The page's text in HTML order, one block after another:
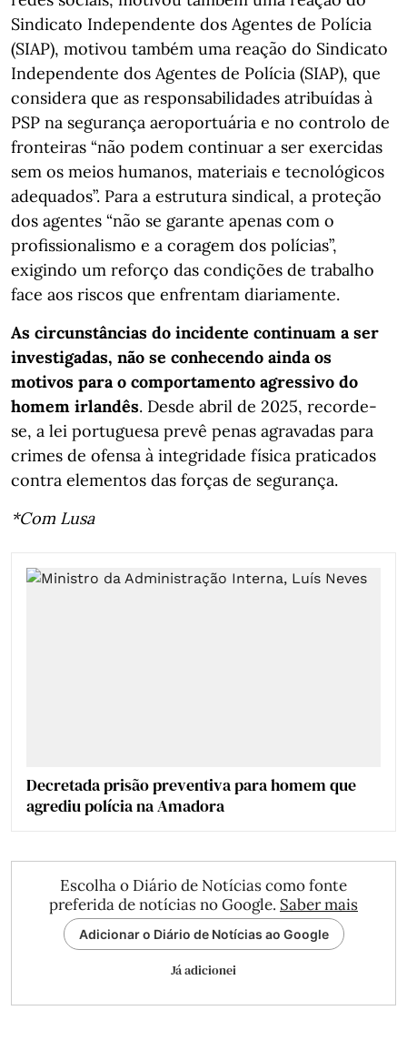
Sindicato Independente dos Agentes de Polícia
(SIAP), motivou também uma reação do Sindicato
Independente dos Agentes de Polícia (SIAP), que
considera que as responsabilidades atribuídas à
PSP na segurança aeroportuária e no controlo de
fronteiras “não podem continuar a ser exercidas
sem os meios humanos, materiais e tecnológicos
adequados”. Para a estrutura sindical, a proteção
dos agentes “não se garante apenas com o
profissionalismo e a coragem dos polícias”,
exigindo um reforço das condições de trabalho
face aos riscos que enfrentam diariamente.
As circunstâncias do incidente continuam a ser
investigadas, não se conhecendo ainda os
motivos para o comportamento agressivo do
homem irlandês. Desde abril de 2025, recorde-
se, a lei portuguesa prevê penas agravadas para
crimes de ofensa à integridade física praticados
contra elementos das forças de segurança.
*Com Lusa
Decretada prisão preventiva para homem que
agrediu polícia na Amadora
Escolha o Diário de Notícias como fonte
preferida de notícias no Google. Saber mais
Adicionar o Diário de Notícias ao Google
Já adicionei